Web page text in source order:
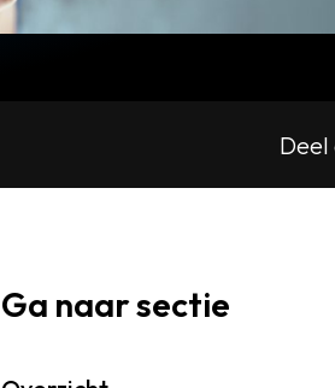
Ga naar sectie